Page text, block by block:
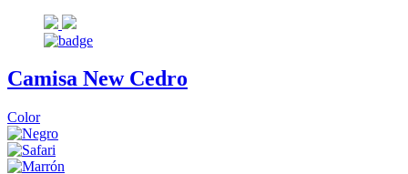
Camisa New Cedro
Color